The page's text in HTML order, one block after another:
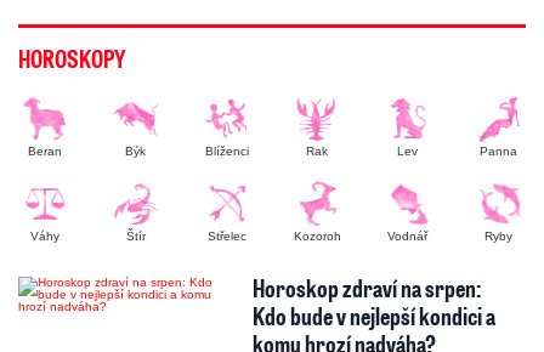
HOROSKOPY
Beran Býk Blíženci Rak Lev Panna
Váhy Štír Střelec Kozoroh Vodnář Ryby
Horoskop zdraví na srpen:
Kdo bude v nejlepší kondici a
komu hrozí nadváha?